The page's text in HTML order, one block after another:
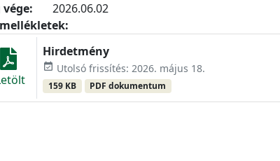
vége:
2026.06.02
Hirdetmény
event_available Utolsó frissítés: 2026. május 18.
159 KB PDF dokumentum